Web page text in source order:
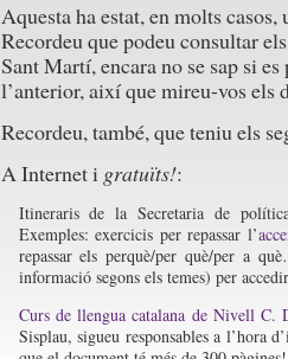
Aquesta ha estat, en molts casos,
Recordeu que podeu consultar
Sant Martí, encara no se sap si
l’anterior, així que mireu-vos els
Recordeu, també, que teniu els
A Internet i gratuïts!:
Itineraris de la Secretaria de
Exemples: exercicis per repassar l’
repassar els perquè/per què/per a
informació segons els temes) per
Curs de llengua catalana de Nivell C.
Sisplau, sigueu responsables a l’hora